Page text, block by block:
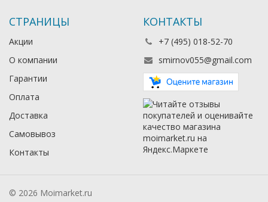
СТРАНИЦЫ
Акции
О компании
Гарантии
Оплата
Доставка
Самовывоз
Контакты
КОНТАКТЫ
+7 (495) 018-52-70
smirnov055@gmail.com
© 2026 Moimarket.ru